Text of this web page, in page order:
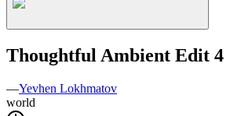
Thoughtful Ambient Edit 4
—Yevhen Lokhmatov
world